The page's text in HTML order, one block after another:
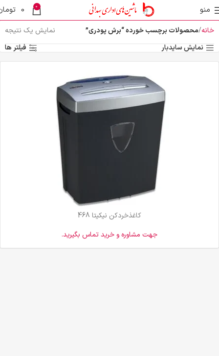
منو 0
0
خانه محصولات برچسب خورده “برش پودری”
نمایش یک نتیجه
نمایش سایدبار
فیلتر ها
کاغذخردکن نیکیتا 468
جهت مشاوره و خرید تماس بگیرید.